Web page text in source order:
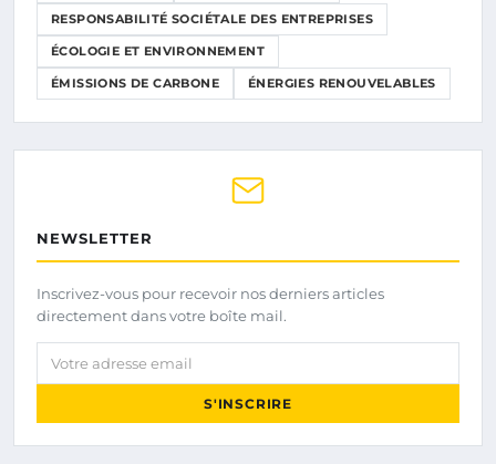
RESPONSABILITÉ SOCIÉTALE DES ENTREPRISES
ÉCOLOGIE ET ENVIRONNEMENT
ÉMISSIONS DE CARBONE ÉNERGIES RENOUVELABLES
NEWSLETTER
Inscrivez-vous pour recevoir nos derniers articles
directement dans votre boîte mail.
Votre adresse email
S'INSCRIRE